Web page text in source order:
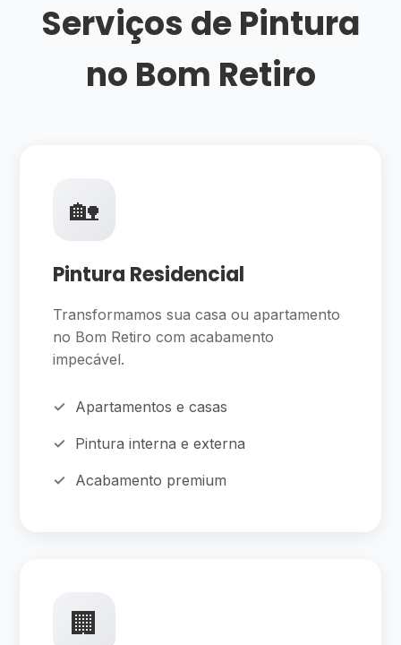
Serviços de Pintura
no Bom Retiro
🏡
Pintura Residencial
Transformamos sua casa ou apartamento
no Bom Retiro com acabamento
impecável.
Apartamentos e casas
Pintura interna e externa
Acabamento premium
🏢